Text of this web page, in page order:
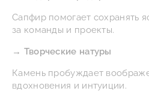
Сапфир помогает сохранять
за команды и проекты.
→ Творческие натуры
Камень пробуждает
вдохновения и интуиции.